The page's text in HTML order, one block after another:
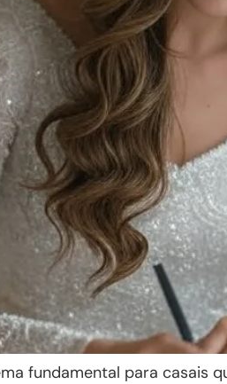
fundamental para casais